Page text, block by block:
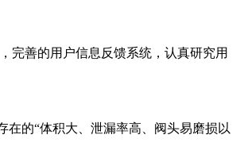
完善的用户信息反馈系统，认真研究用
的“体积大、泄漏率高、阀头易磨损以